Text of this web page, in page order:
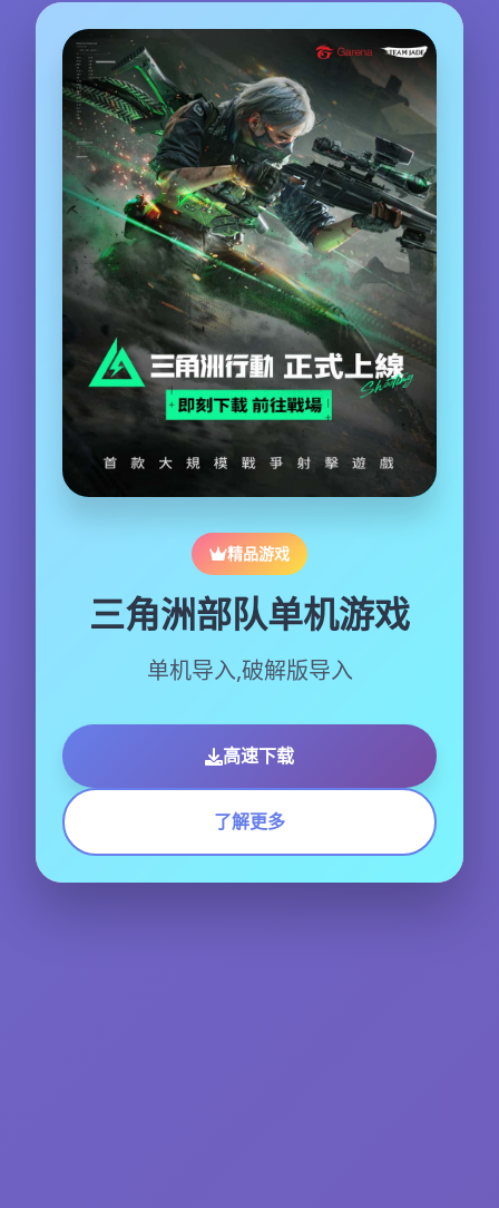
精品游戏
三角洲部队单机游戏
单机导入,破解版导入
高速下载
了解更多